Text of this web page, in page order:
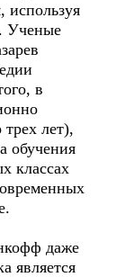
используя
Ученые
в
лет),
обучения
классах
даже
является